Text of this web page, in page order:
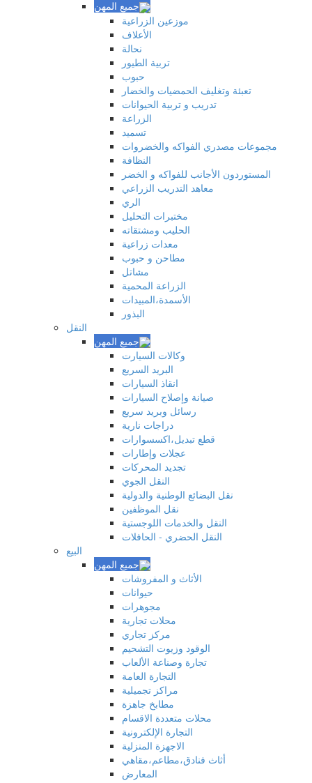
موزعين الزراعية
الأعلاف
نحالة
تربية الطيور
حبوب
تعبئة وتغليف الحمضيات والخضار
تدريب و تربية الحيوانات
الزراعة
تسميد
مجموعات مصدري الفواكه والخضروات
النظافة
المستوردون الأجانب للفواكه و الخضر
معاهد التدريب الزراعي
الري
مختبرات التحليل
الحليب ومشتقاته
معدات زراعية
مطاحن و حبوب
مشاتل
الزراعة المحمية
الأسمدة،المبيدات
البذور
النقل
وكالات السيارت
البريد السريع
انقاذ السيارات
صيانة وإصلاح السيارات
رسائل وبريد سريع
دراجات نارية
قطع تبديل،اكسسوارات
عجلات وإطارات
تجديد المحركات
النقل الجوي
نقل البضائع الوطنية والدولية
نقل الموظفين
النقل والخدمات اللوجستية
النقل الحضري - الحافلات
البيع
الأثاث و المفروشات
حيوانات
مجوهرات
محلات تجارية
مركز تجاري
الوقود وزيوت التشحيم
تجارة وصناعة الألعاب
التجارة العامة
مراكز تجميلية
مطابخ جاهزة
محلات متعددة الاقسام
التجارة الإلكترونية
الاجهزة المنزلية
أثاث فنادق،مطاعم،مقاهي
المعارض